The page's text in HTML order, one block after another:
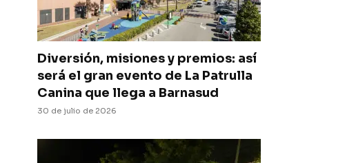
Diversión, misiones y premios: así
será el gran evento de La Patrulla
Canina que llega a Barnasud
30 de julio de 2026